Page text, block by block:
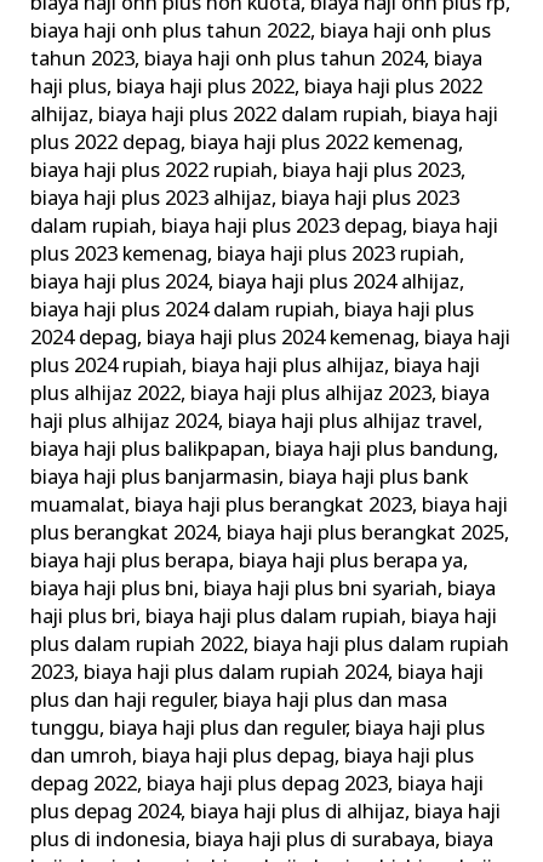
biaya haji onh plus tahun 2022, biaya haji onh plus
tahun 2023, biaya haji onh plus tahun 2024, biaya
haji plus, biaya haji plus 2022, biaya haji plus 2022
alhijaz, biaya haji plus 2022 dalam rupiah, biaya haji
plus 2022 depag, biaya haji plus 2022 kemenag,
biaya haji plus 2022 rupiah, biaya haji plus 2023,
biaya haji plus 2023 alhijaz, biaya haji plus 2023
dalam rupiah, biaya haji plus 2023 depag, biaya haji
plus 2023 kemenag, biaya haji plus 2023 rupiah,
biaya haji plus 2024, biaya haji plus 2024 alhijaz,
biaya haji plus 2024 dalam rupiah, biaya haji plus
2024 depag, biaya haji plus 2024 kemenag, biaya haji
plus 2024 rupiah, biaya haji plus alhijaz, biaya haji
plus alhijaz 2022, biaya haji plus alhijaz 2023, biaya
haji plus alhijaz 2024, biaya haji plus alhijaz travel,
biaya haji plus balikpapan, biaya haji plus bandung,
biaya haji plus banjarmasin, biaya haji plus bank
muamalat, biaya haji plus berangkat 2023, biaya haji
plus berangkat 2024, biaya haji plus berangkat 2025,
biaya haji plus berapa, biaya haji plus berapa ya,
biaya haji plus bni, biaya haji plus bni syariah, biaya
haji plus bri, biaya haji plus dalam rupiah, biaya haji
plus dalam rupiah 2022, biaya haji plus dalam rupiah
2023, biaya haji plus dalam rupiah 2024, biaya haji
plus dan haji reguler, biaya haji plus dan masa
tunggu, biaya haji plus dan reguler, biaya haji plus
dan umroh, biaya haji plus depag, biaya haji plus
depag 2022, biaya haji plus depag 2023, biaya haji
plus depag 2024, biaya haji plus di alhijaz, biaya haji
plus di indonesia, biaya haji plus di surabaya, biaya